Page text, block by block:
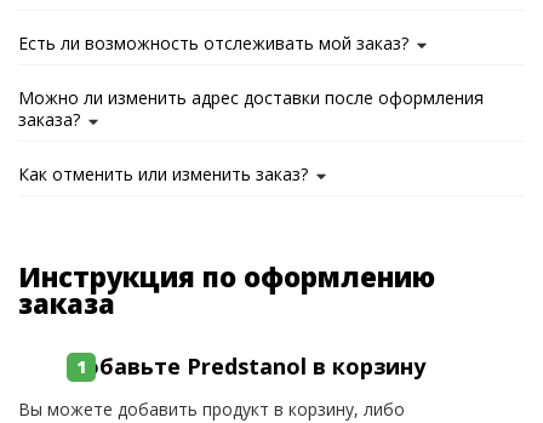
Есть ли возможность отслеживать мой заказ?
Можно ли изменить адрес доставки после оформления
заказа?
Как отменить или изменить заказ?
Инструкция по оформлению
заказа
Добавьте Predstanol в корзину
Вы можете добавить продукт в корзину, либо